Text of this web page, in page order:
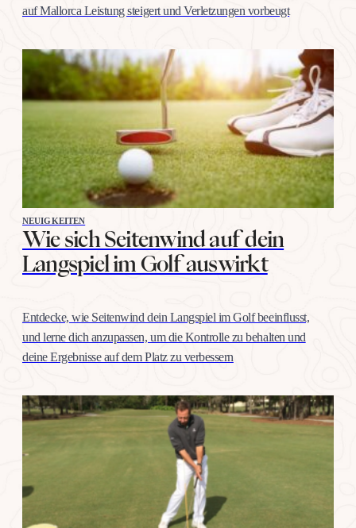
auf Mallorca Leistung steigert und Verletzungen vorbeugt
NEUIGKEITEN
Wie sich Seitenwind auf dein
Langspiel im Golf auswirkt
Entdecke, wie Seitenwind dein Langspiel im Golf beeinflusst,
und lerne dich anzupassen, um die Kontrolle zu behalten und
deine Ergebnisse auf dem Platz zu verbessern